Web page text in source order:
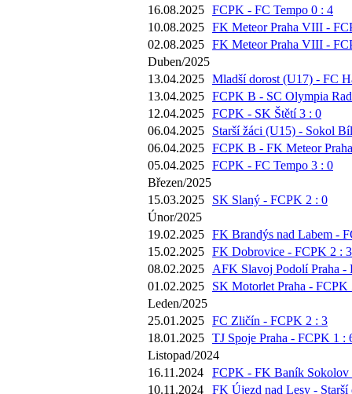
16.08.2025 FCPK - FC Tempo 0 : 4
10.08.2025 FK Meteor Praha VIII -
02.08.2025 FK Meteor Praha VIII -
Duben/2025
13.04.2025 Mladší dorost (U17) - FC
13.04.2025 FCPK B - SC Olympia
12.04.2025 FCPK - SK Štětí 3 : 0
06.04.2025
Starší žáci (U15) - Sokol
06.04.2025 FCPK B - FK Meteor
05.04.2025 FCPK - FC Tempo 3 : 0
Březen/2025
15.03.2025
SK Slaný - FCPK 2 : 0
Únor/2025
19.02.2025 FK Brandýs nad Labem -
15.02.2025 FK Dobrovice - FCPK 2 : 3
08.02.2025
AFK Slavoj Podolí Praha -
01.02.2025
SK Motorlet Praha - FCPK
Leden/2025
25.01.2025 FC Zličín - FCPK 2 : 3
18.01.2025 TJ Spoje Praha - FCPK 1 :
Listopad/2024
16.11.2024
FCPK - FK Baník Sokolov
10.11.2024
FK Újezd nad Lesy -